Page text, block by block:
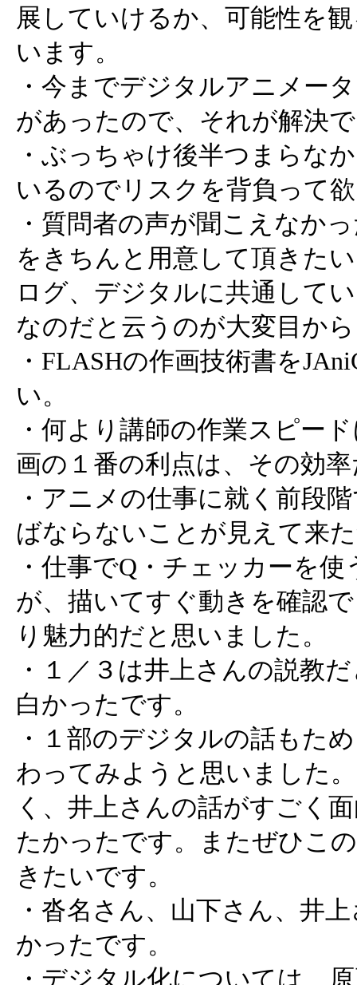
展していけるか、可能性を
います。
・今までデジタルアニメー
があったので、それが解決
・ぶっちゃけ後半つまらな
いるのでリスクを背負って
・質問者の声が聞こえなか
をきちんと用意して頂きた
ログ、デジタルに共通して
なのだと云うのが大変目か
・FLASHの作画技術書を
い。
・何より講師の作業スピー
画の１番の利点は、その効
・アニメの仕事に就く前段
ばならないことが見えて来
・仕事でQ・チェッカーを
が、描いてすぐ動きを確認
り魅力的だと思いました。
・１／３は井上さんの説教
白かったです。
・１部のデジタルの話もた
わってみようと思いました
く、井上さんの話がすごく
たかったです。またぜひこ
きたいです。
・沓名さん、山下さん、井
かったです。
・デジタル化については、